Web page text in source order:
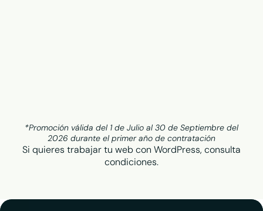
*Promoción válida del 1 de Julio al 30 de Septiembre del
2026 durante el primer año de contratación
Si quieres trabajar tu web con WordPress, consulta
condiciones.